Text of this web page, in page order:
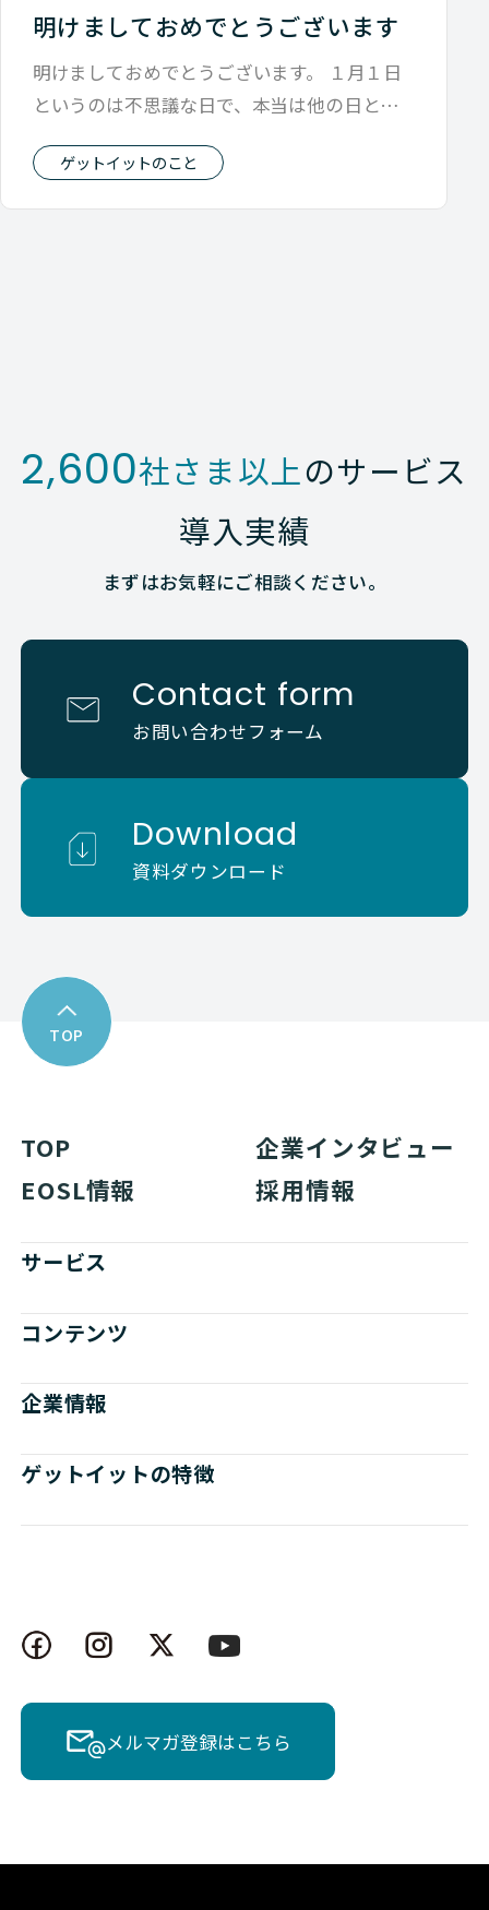
明けましておめでとうございます
明けましておめでとうございます。 １月１日
というのは不思議な日で、本当は他の日と何
ゲットイットのこと
2,600社さま以上のサービス
導入実績
まずはお気軽にご相談ください。
Contact form
お問い合わせフォーム
Download
資料ダウンロード
TOP
TOP
企業インタビュー
EOSL情報
採用情報
サービス
コンテンツ
企業情報
ゲットイットの特徴
メルマガ登録はこちら